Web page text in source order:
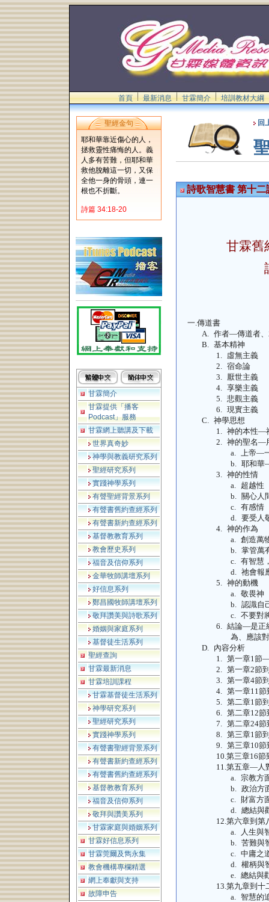
首頁 最新消息 甘霖簡介 培訓教材大綱
聖經金句
耶和華靠近傷心的人，
拯救靈性痛悔的人。義
人多有苦難，但耶和華
救他脫離這一切，又保
全他一身的骨頭，連一
根也不折斷。
詩篇 34:18-20
甘霖簡介
甘霖提供「播客
Podcast」服務
甘霖網上聽講及下載
世界真奇妙
神學與教義研究系列
聖經研究系列
實踐神學系列
有聲聖經背景系列
有聲書舊約查經系列
有聲書新約查經系列
基督教教育系列
教會歷史系列
福音及信仰系列
金華牧師講壇系列
好信息系列
鄭昌國牧師講壇系列
敬拜讚美與詩歌系列
婚姻與家庭系列
基督徒生活系列
聖經查詢
甘霖最新消息
甘霖培訓課程
甘霖基督徒生活系列
神學研究系列
聖經研究系列
實踐神學系列
有聲書聖經背景系列
有聲書新約查經系列
有聲書舊約查經系列
基督教教育系列
福音及信仰系列
敬拜與讚美系列
甘霖家庭與婚姻系列
甘霖好信息系列
甘霖莞爾及雋永集
教會機構專欄精選
網上奉獻與支持
故障申告
回
詩歌智慧書 第十二
甘霖舊
一.傳道書
A. 作者—傳道者
B. 基本精神
1. 虛無主義
2. 宿命論
3. 厭世主義
4. 享樂主義
5. 悲觀主義
6. 現實主義
C. 神學思想
1. 神的本性—
2. 神的聖名—
a. 上帝—
b. 耶和華
3. 神的性情
a. 超越性
b. 關心人
c. 有感情
d. 要受人
4. 神的作為
a. 創造萬
b. 掌管萬
c. 有智慧
d. 祂會報
5. 神的動機
a. 敬畏神
b. 認識自
c. 不要對
6. 結論—是正
為、應該
D. 內容分析
1. 第一章1節
2. 第一章2節
3. 第一章4節
4. 第一章11節
5. 第二章1節
6. 第二章12節
7. 第二章24節
8. 第三章1節
9. 第三章10節
10.第三章16節
11.第五章—人
a. 宗教方
b. 政治方
c. 財富方
d. 總結與
12.第六章到第
a.
人生與
b. 苦難與
c. 中庸之
d. 權柄與
e. 總結與
13.第九章到十
a. 智慧的